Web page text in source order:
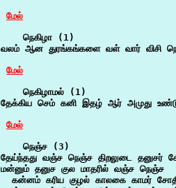
மேல்
    நெகிழா (1)
வலம் ஆன துரங்கங்களை வள் வார் விசி
மேல்
    நெகிழாமல் (1)
தேக்கிய செம் கனி இதழ் ஆர் அமுது
மேல்
    நெஞ்ச (3)
தேய்ந்தது வஞ்ச நெஞ்ச திறலுடை தனுசர்
மன்னும் தனுச குல மாதரில் வஞ்ச நெஞ்ச
கன்னம் கரிய குழல் காலகை காமர் சோதி